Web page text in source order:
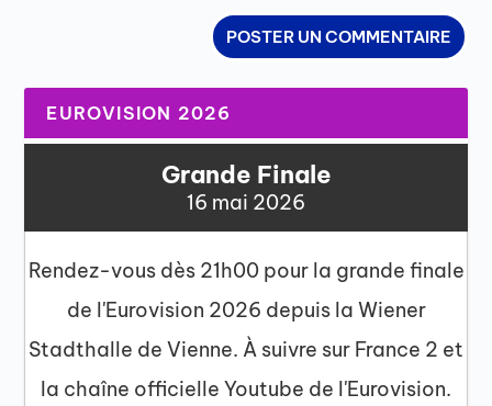
EUROVISION 2026
Grande Finale
16 mai 2026
Rendez-vous dès 21h00 pour la grande finale
de l'Eurovision 2026 depuis la Wiener
Stadthalle de Vienne. À suivre sur France 2 et
la chaîne officielle Youtube de l'Eurovision.